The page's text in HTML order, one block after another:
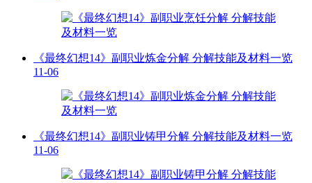
《最终幻想14》副职业炼金分解 分解技能及材料一览
11-06
《最终幻想14》副职业铸甲分解 分解技能及材料一览
11-06